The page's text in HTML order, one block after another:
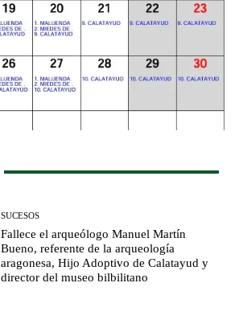
SUCESOS
Fallece el arqueólogo Manuel Martín
Bueno, referente de la arqueología
aragonesa, Hijo Adoptivo de Calatayud y
director del museo bilbilitano